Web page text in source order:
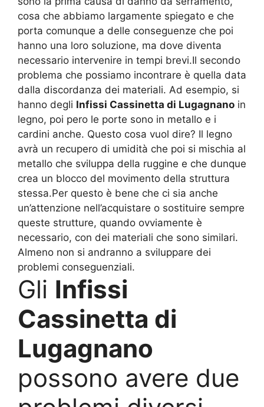
cosa che abbiamo largamente spiegato e che
porta comunque a delle conseguenze che poi
hanno una loro soluzione, ma dove diventa
necessario intervenire in tempi brevi.Il secondo
problema che possiamo incontrare è quella data
dalla discordanza dei materiali. Ad esempio, si
hanno degli Infissi Cassinetta di Lugagnano in
legno, poi pero le porte sono in metallo e i
cardini anche. Questo cosa vuol dire? Il legno
avrà un recupero di umidità che poi si mischia al
metallo che sviluppa della ruggine e che dunque
crea un blocco del movimento della struttura
stessa.Per questo è bene che ci sia anche
un’attenzione nell’acquistare o sostituire sempre
queste strutture, quando ovviamente è
necessario, con dei materiali che sono similari.
Almeno non si andranno a sviluppare dei
problemi conseguenziali.
Gli Infissi
Cassinetta di
Lugagnano
possono avere due